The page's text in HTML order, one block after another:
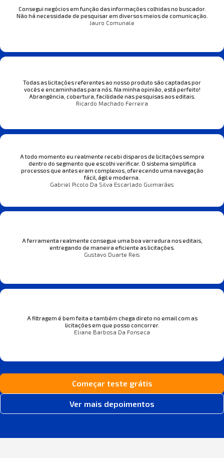
Consegui negócios em função das informações colhidas no buscador.
Não há necessidade de pesquisar em diversos meios de comunicação.
Jauro Comunale
Todas as licitações referentes ao nosso produto são captadas por
vocês e encaminhadas para nós. Na minha opinião, está perfeito!
Abrangência, cobertura, facilidade nas pesquisas aos editais.
Ricardo Machado Ferreira
A todo momento eu realmente recebi disparos de licitações sempre
dentro do segmento que escolhi verificar. O sistema simplifica
processos que antes eram complexos, oferecendo uma navegação
fácil, ágil e moderna.
Gabriel Picolo Da Silva Escarlado Guimarães
A ferramenta realmente consegue uma boa varredura nos editais,
entregando de maneira eficiente as licitações.
Gustavo Duarte Reis
A filtragem é bem feita e também chega direto no email com as
licitações em que posso concorrer.
Eliane Barbosa Da Fonseca
Começar teste grátis
Ver mais depoimentos